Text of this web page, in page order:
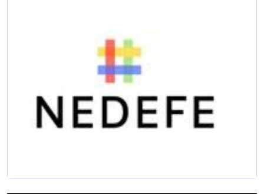
Ministério da Ciência, Tecnologia, Inovações e Comunicações
Ministério do Turismo